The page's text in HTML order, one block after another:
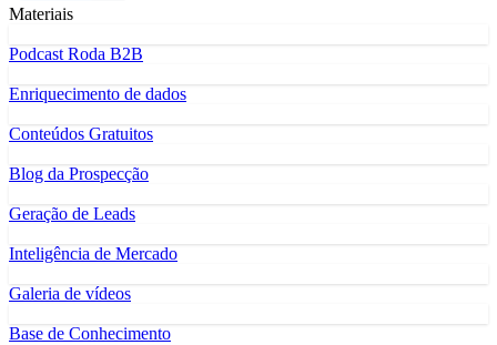
Materiais
Podcast Roda B2B
Enriquecimento de dados
Conteúdos Gratuitos
Blog da Prospecção
Geração de Leads
Inteligência de Mercado
Galeria de vídeos
Base de Conhecimento